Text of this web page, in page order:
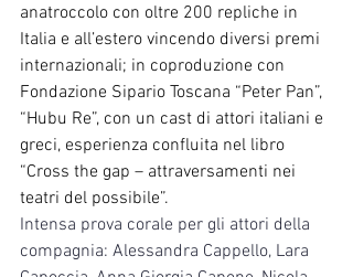
anatroccolo con oltre 200 repliche in
Italia e all’estero vincendo diversi premi
internazionali; in coproduzione con
Fondazione Sipario Toscana “Peter Pan”,
“Hubu Re”, con un cast di attori italiani e
greci, esperienza confluita nel libro
“Cross the gap – attraversamenti nei
teatri del possibile”.
Intensa prova corale per gli attori della
compagnia: Alessandra Cappello, Lara